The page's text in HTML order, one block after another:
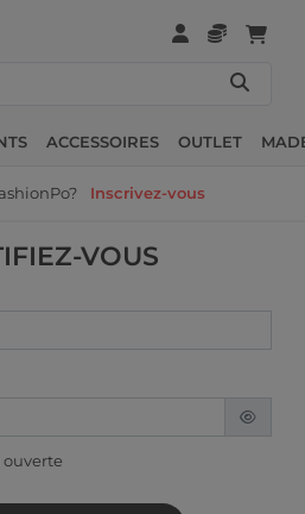
ACCESSOIRES OUTLET
Inscrivez-vous
VOUS
ouverte